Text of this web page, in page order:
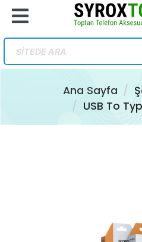
Ana Sayfa
USB To